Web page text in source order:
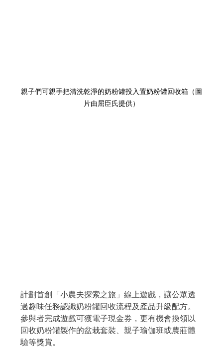
親子們可親手把清洗乾淨的奶粉罐投入置奶粉罐回收箱（圖
片由屈臣氏提供）
計劃首創「小農夫探索之旅」線上遊戲，讓公眾透
過趣味任務認識奶粉罐回收流程及產品升級配方。
參與者完成遊戲可獲電子現金券，更有機會換領以
回收奶粉罐製作的盆栽套裝、親子瑜伽班或農莊體
驗等獎賞。